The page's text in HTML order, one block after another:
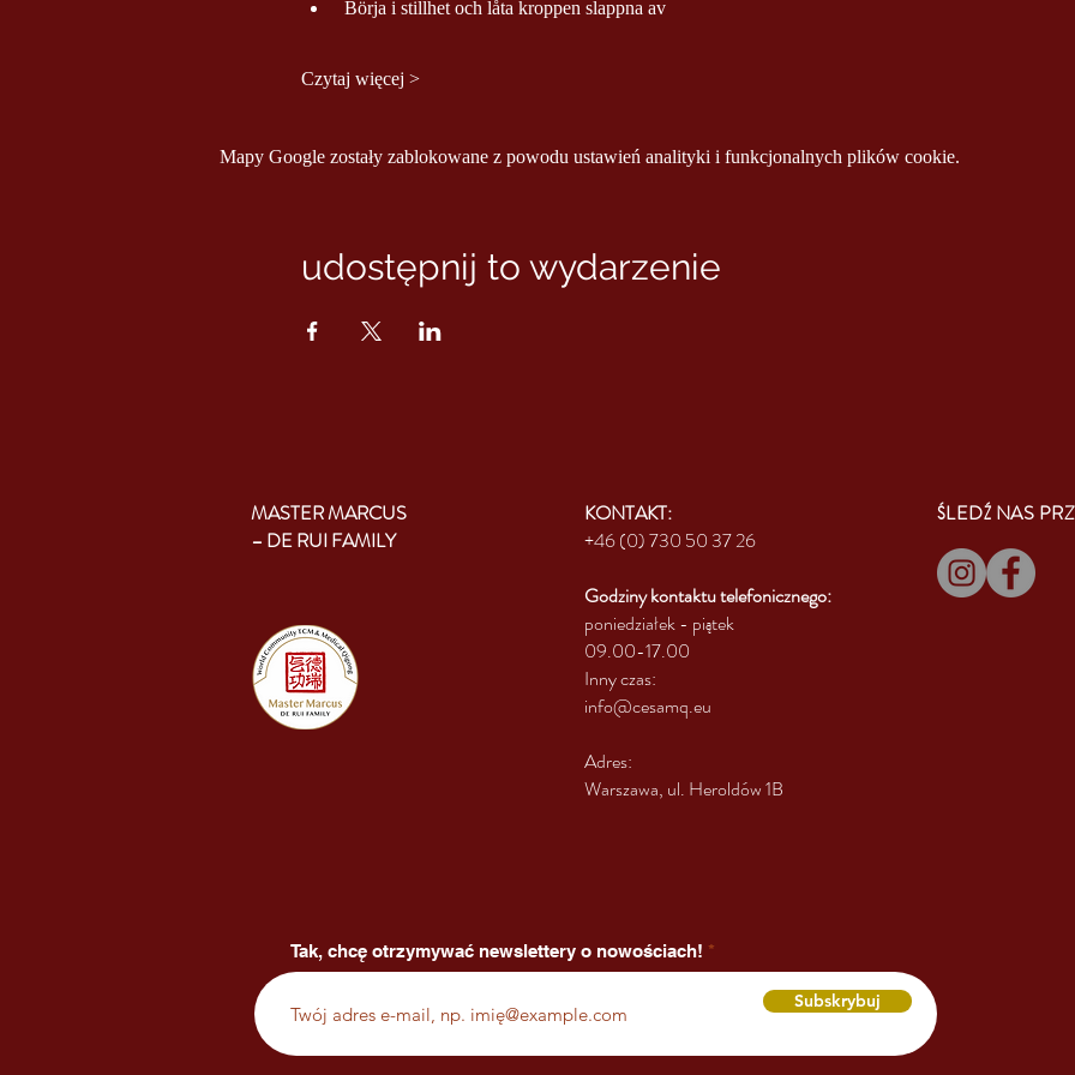
Börja i stillhet och låta kroppen slappna av
Czytaj więcej >
Mapy Google zostały zablokowane z powodu ustawień analityki i funkcjonalnych plików cookie.
udostępnij to wydarzenie
KONTAKT:
+46 (0) 730 50 37 26
Godziny kontaktutelefonicznego:
poniedziałek - piątek
09.00-17.00
Inny czas:
info@cesamq.eu
Adres:
Warszawa, ul. Heroldów 1B
MASTER MARCUS
– DE RUI FAMILY
ŚLEDŹ NAS
Tak, chcę otrzymywać newslettery o nowościach!
Subskrybuj